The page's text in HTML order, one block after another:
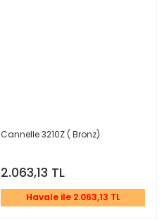
Cannelle 3210Z ( Bronz)
2.063,13 TL
Havale ile 2.063,13 TL